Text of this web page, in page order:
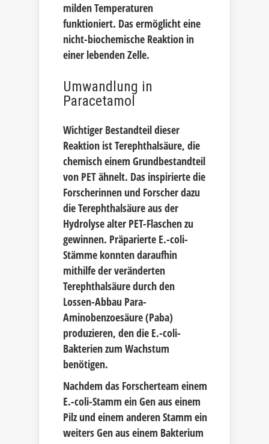
milden Temperaturen
funktioniert. Das ermöglicht eine
nicht-biochemische Reaktion in
einer lebenden Zelle.
Umwandlung in
Paracetamol
Wichtiger Bestandteil dieser
Reaktion ist Terephthalsäure, die
chemisch einem Grundbestandteil
von PET ähnelt. Das inspirierte die
Forscherinnen und Forscher dazu
die Terephthalsäure aus der
Hydrolyse alter PET-Flaschen zu
gewinnen. Präparierte E.-coli-
Stämme konnten daraufhin
mithilfe der veränderten
Terephthalsäure durch den
Lossen-Abbau Para-
Aminobenzoesäure (Paba)
produzieren, den die E.-coli-
Bakterien zum Wachstum
benötigen.
Nachdem das Forscherteam einem
E.-coli-Stamm ein Gen aus einem
Pilz und einem anderen Stamm ein
weiters Gen aus einem Bakterium